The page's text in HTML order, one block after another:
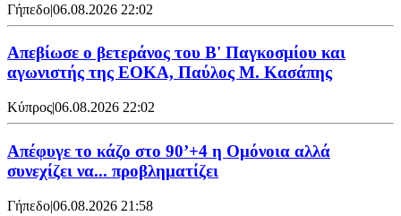
Γήπεδο|06.08.2026 22:02
Απεβίωσε ο βετεράνος του Β' Παγκοσμίου και
αγωνιστής της ΕΟΚΑ, Παύλος Μ. Κασάπης
Κύπρος|06.08.2026 22:02
Απέφυγε το κάζο στο 90’+4 η Ομόνοια αλλά
συνεχίζει να... προβληματίζει
Γήπεδο|06.08.2026 21:58